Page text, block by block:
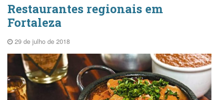
Restaurantes regionais em
Fortaleza
29 de julho de 2018